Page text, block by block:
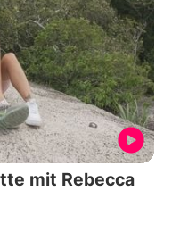
mit Rebecca